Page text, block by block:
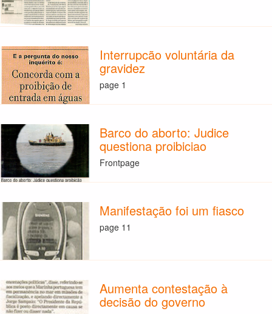
Interrupcão voluntária da
gravidez
page 1
Barco do aborto: Judice
questiona proibiciao
Frontpage
Manifestação foi um fiasco
page 11
Aumenta contestação à
decisão do governo